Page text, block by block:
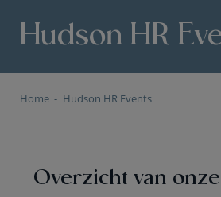
Hudson HR
Home Hudson HR Events
Overzicht van